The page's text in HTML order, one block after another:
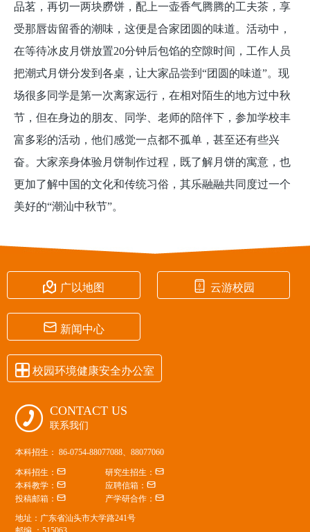
品茗，再切一两块朥饼，配上一壶香气腾腾的工夫茶，享
受那唇齿留香的潮味，这便是合家团圆的味道。活动中，
在等待冰皮月饼放置20分钟后包馅的空隙时间，工作人员
把潮式月饼分发到各桌，让大家品尝到“团圆的味道”。现
场很多同学是第一次离家远行，在相对陌生的地方过中秋
节，但在身边的朋友、同学、老师的陪伴下，参加学校丰
富多彩的活动，他们感觉一点都不孤单，甚至还有些兴
奋。大家亲身体验月饼制作过程，既了解月饼的寓意，也
更加了解中国的文化和传统习俗，其乐融融共同度过一个
美好的“潮汕中秋节”。
 广以地图  云游校园
 新闻中心
 校园环境健康安全办公室
 CONTACT US
联系我们
本科招生： 86-0754-88077088、88077060
本科招生： 研究生招生：
本科教学： 应聘信箱：
投稿邮箱： 产学研合作：
地址：广东省汕头市大学路241号